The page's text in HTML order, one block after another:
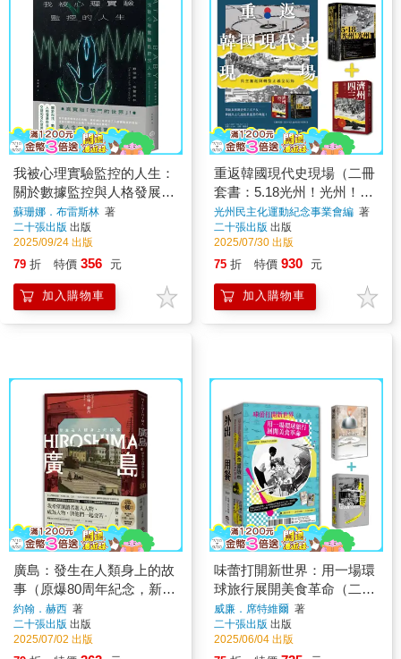
我被心理實驗監控的人生：
關於數據監控與人格發展交
錯的自我反思
蘇珊娜．布雷斯林 著
二十張出版 出版
2025/09/24 出版
79 折 特價 356 元
加入購物車
重返韓國現代史現場（二冊
套書：5.18光州！光州！＋
濟州四．三）
光州民主化運動紀念事業會編 著
二十張出版 出版
2025/07/30 出版
75 折 特價 930 元
加入購物車
廣島：發生在人類身上的故
事（原爆80周年紀念，新新
聞主義寫作先驅）
約翰．赫西 著
二十張出版 出版
2025/07/02 出版
味蕾打開新世界：用一場環
球旅行展開美食革命（二冊
套書：外出用餐＋美食冒險
中）
威廉．席特維爾 著
二十張出版 出版
2025/06/04 出版